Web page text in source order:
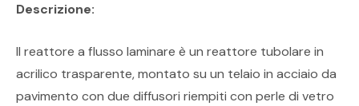
Descrizione:
Il reattore a flusso laminare è un reattore tubolare in
acrilico trasparente, montato su un telaio in acciaio da
pavimento con due diffusori riempiti con perle di vetro